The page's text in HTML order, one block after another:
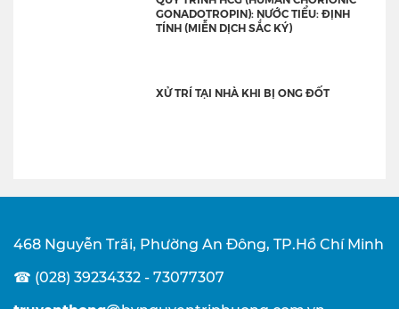
GONADOTROPIN): NƯỚC TIỂU: ĐỊNH
TÍNH (MIỄN DỊCH SẮC KÝ)
XỬ TRÍ TẠI NHÀ KHI BỊ ONG ĐỐT
468 Nguyễn Trãi, Phường An Đông, TP.Hồ Chí Minh
☎ (028) 39234332 - 73077307